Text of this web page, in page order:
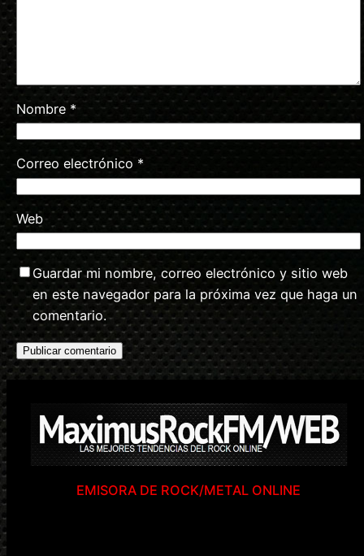
Nombre *
Correo electrónico *
Web
Guardar mi nombre, correo electrónico y sitio web
en este navegador para la próxima vez que haga un
comentario.
EMISORA DE ROCK/METAL ONLINE